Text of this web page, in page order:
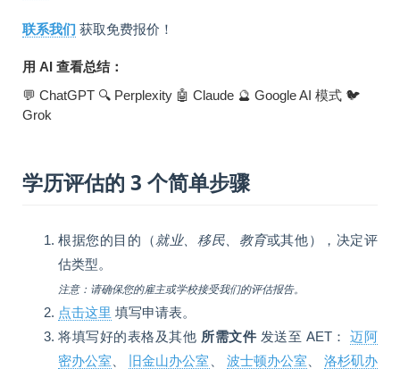
联系我们 获取免费报价！
用 AI 查看总结：
💬 ChatGPT 🔍 Perplexity 🤖 Claude 🔮 Google AI 模式 🐦
Grok
学历评估的 3 个简单步骤
根据您的目的（就业、移民、教育或其他），决定评
估类型。
注意：请确保您的雇主或学校接受我们的评估报告。
点击这里 填写申请表。
将填写好的表格及其他 所需文件 发送至 AET：迈阿
密办公室
旧金山办公室 波士顿办公室
洛杉矶办